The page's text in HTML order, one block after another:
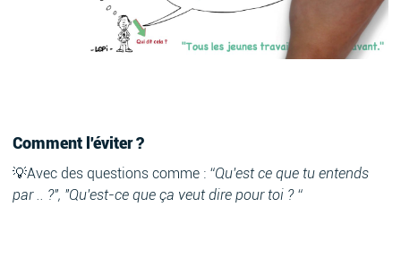
Comment l'éviter ?
💡Avec des questions comme : “Qu'est ce que tu entends
par .. ?", "Qu'est-ce que ça veut dire pour toi ? “